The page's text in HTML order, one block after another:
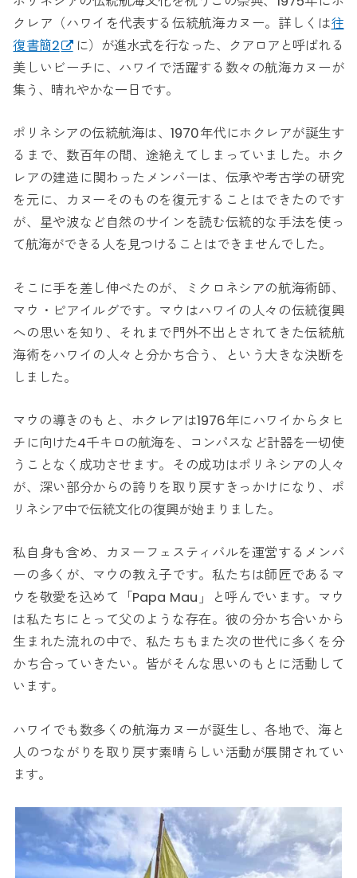
クレア（ハワイを代表する伝統航海カヌー。詳しくは往
復書簡2
に）が進水式を行なった、クアロアと呼ばれる
美しいビーチに、ハワイで活躍する数々の航海カヌーが
集う、晴れやかな一日です。
ポリネシアの伝統航海は、1970年代にホクレアが誕生す
るまで、数百年の間、途絶えてしまっていました。ホク
レアの建造に関わったメンバーは、伝承や考古学の研究
を元に、カヌーそのものを復元することはできたのです
が、星や波など自然のサインを読む伝統的な手法を使っ
て航海ができる人を見つけることはできませんでした。
そこに手を差し伸べたのが、ミクロネシアの航海術師、
マウ・ピアイルグです。マウはハワイの人々の伝統復興
への思いを知り、それまで門外不出とされてきた伝統航
海術をハワイの人々と分かち合う、という大きな決断を
しました。
マウの導きのもと、ホクレアは1976年にハワイからタヒ
チに向けた4千キロの航海を、コンパスなど計器を一切使
うことなく成功させます。その成功はポリネシアの人々
が、深い部分からの誇りを取り戻すきっかけになり、ポ
リネシア中で伝統文化の復興が始まりました。
私自身も含め、カヌーフェスティバルを運営するメンバ
ーの多くが、マウの教え子です。私たちは師匠であるマ
ウを敬愛を込めて「Papa Mau」と呼んでいます。マウ
は私たちにとって父のような存在。彼の分かち合いから
生まれた流れの中で、私たちもまた次の世代に多くを分
かち合っていきたい。皆がそんな思いのもとに活動して
います。
ハワイでも数多くの航海カヌーが誕生し、各地で、海と
人のつながりを取り戻す素晴らしい活動が展開されてい
ます。